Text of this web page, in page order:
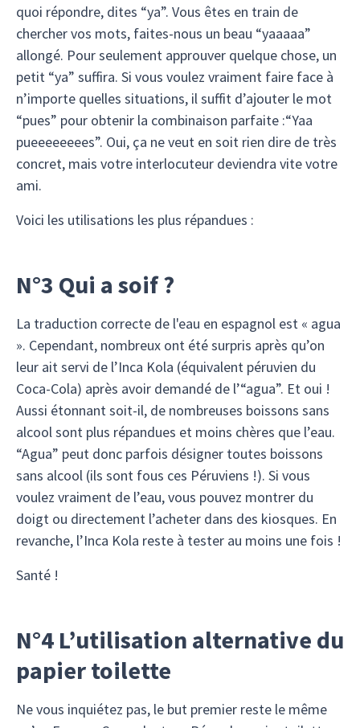
quoi répondre, dites “ya”. Vous êtes en train de
chercher vos mots, faites-nous un beau “yaaaaa”
allongé. Pour seulement approuver quelque chose, un
petit “ya” suffira. Si vous voulez vraiment faire face à
n’importe quelles situations, il suffit d’ajouter le mot
“pues” pour obtenir la combinaison parfaite :“Yaa
pueeeeeeees”. Oui, ça ne veut en soit rien dire de très
concret, mais votre interlocuteur deviendra vite votre
ami.
Voici les utilisations les plus répandues :
N°3 Qui a soif ?
La traduction correcte de l'eau en espagnol est « agua
». Cependant, nombreux ont été surpris après qu’on
leur ait servi de l’Inca Kola (équivalent péruvien du
Coca-Cola) après avoir demandé de l’“agua”. Et oui !
Aussi étonnant soit-il, de nombreuses boissons sans
alcool sont plus répandues et moins chères que l’eau.
“Agua” peut donc parfois désigner toutes boissons
sans alcool (ils sont fous ces Péruviens !). Si vous
voulez vraiment de l’eau, vous pouvez montrer du
doigt ou directement l’acheter dans des kiosques. En
revanche, l’Inca Kola reste à tester au moins une fois !
Santé !
N°4 L’utilisation alternative du
papier toilette
Ne vous inquiétez pas, le but premier reste le même